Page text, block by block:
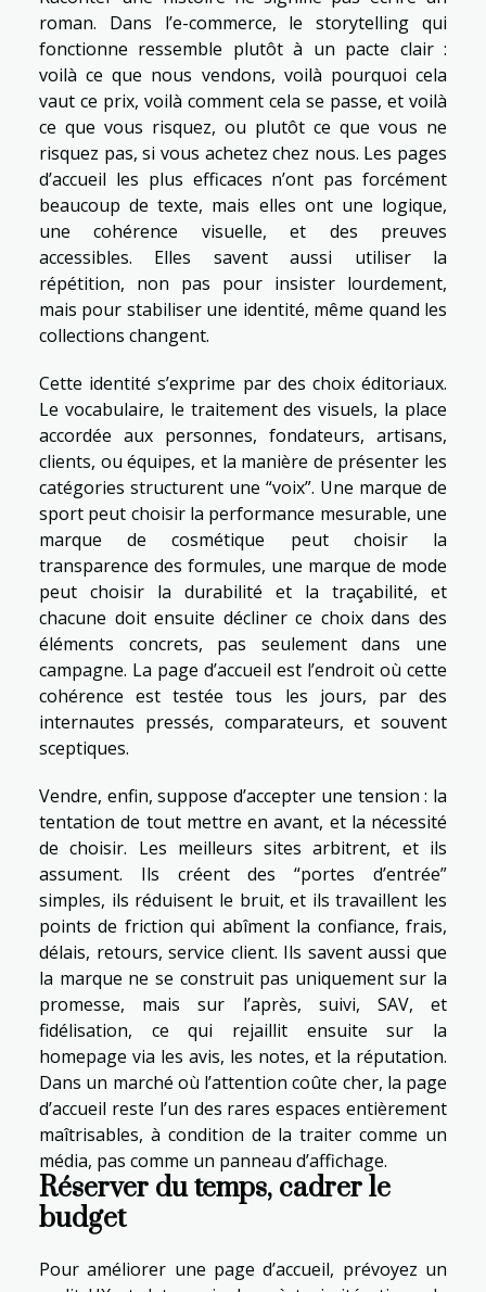
roman. Dans l’e-commerce, le storytelling qui
fonctionne ressemble plutôt à un pacte clair :
voilà ce que nous vendons, voilà pourquoi cela
vaut ce prix, voilà comment cela se passe, et voilà
ce que vous risquez, ou plutôt ce que vous ne
risquez pas, si vous achetez chez nous. Les pages
d’accueil les plus efficaces n’ont pas forcément
beaucoup de texte, mais elles ont une logique,
une cohérence visuelle, et des preuves
accessibles. Elles savent aussi utiliser la
répétition, non pas pour insister lourdement,
mais pour stabiliser une identité, même quand les
collections changent.
Cette identité s’exprime par des choix éditoriaux.
Le vocabulaire, le traitement des visuels, la place
accordée aux personnes, fondateurs, artisans,
clients, ou équipes, et la manière de présenter les
catégories structurent une “voix”. Une marque de
sport peut choisir la performance mesurable, une
marque de cosmétique peut choisir la
transparence des formules, une marque de mode
peut choisir la durabilité et la traçabilité, et
chacune doit ensuite décliner ce choix dans des
éléments concrets, pas seulement dans une
campagne. La page d’accueil est l’endroit où cette
cohérence est testée tous les jours, par des
internautes pressés, comparateurs, et souvent
sceptiques.
Vendre, enfin, suppose d’accepter une tension : la
tentation de tout mettre en avant, et la nécessité
de choisir. Les meilleurs sites arbitrent, et ils
assument. Ils créent des “portes d’entrée”
simples, ils réduisent le bruit, et ils travaillent les
points de friction qui abîment la confiance, frais,
délais, retours, service client. Ils savent aussi que
la marque ne se construit pas uniquement sur la
promesse, mais sur l’après, suivi, SAV, et
fidélisation, ce qui rejaillit ensuite sur la
homepage via les avis, les notes, et la réputation.
Dans un marché où l’attention coûte cher, la page
d’accueil reste l’un des rares espaces entièrement
maîtrisables, à condition de la traiter comme un
média, pas comme un panneau d’affichage.
Réserver du temps, cadrer le
budget
Pour améliorer une page d’accueil, prévoyez un